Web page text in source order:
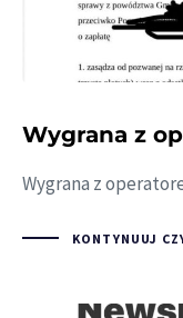
Wygrana z
Wygrana z
KONTYNUUJ